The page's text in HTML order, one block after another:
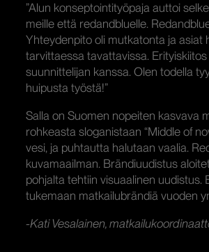
”Alun konseptointityöpaja auttoi
meille että redandbluelle.
Yhteydenpito oli mutkatonta ja asiat
tarvittaessa tavattavissa.
suunnittelijan kanssa. Olen todella
huipusta työstä!”
Salla on Suomen nopeiten kasvava
rohkeasta sloganistaan “Middle of
vesi, ja puhtautta halutaan vaalia.
kuvamaailman. Brändiuudistus
pohjalta tehtiin visuaalinen
tukemaan matkailubrändiä vuoden
-Kati Vesalainen,